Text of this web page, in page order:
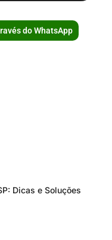
do WhatsApp
Dicas e Soluções